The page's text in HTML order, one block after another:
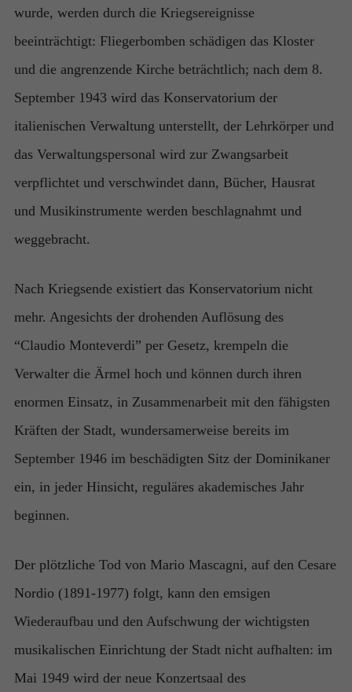
wurde, werden durch die Kriegsereignisse
beeinträchtigt: Fliegerbomben schädigen das Kloster
und die angrenzende Kirche beträchtlich; nach dem 8.
September 1943 wird das Konservatorium der
italienischen Verwaltung unterstellt, der Lehrkörper und
das Verwaltungspersonal wird zur Zwangsarbeit
verpflichtet und verschwindet dann, Bücher, Hausrat
und Musikinstrumente werden beschlagnahmt und
weggebracht.
Nach Kriegsende existiert das Konservatorium nicht
mehr. Angesichts der drohenden Auflösung des
“Claudio Monteverdi” per Gesetz, krempeln die
Verwalter die Ärmel hoch und können durch ihren
enormen Einsatz, in Zusammenarbeit mit den fähigsten
Kräften der Stadt, wundersamerweise bereits im
September 1946 im beschädigten Sitz der Dominikaner
ein, in jeder Hinsicht, reguläres akademisches Jahr
beginnen.
Der plötzliche Tod von Mario Mascagni, auf den Cesare
Nordio (1891-1977) folgt, kann den emsigen
Wiederaufbau und den Aufschwung der wichtigsten
musikalischen Einrichtung der Stadt nicht aufhalten: im
Mai 1949 wird der neue Konzertsaal des